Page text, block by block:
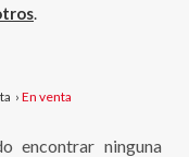
.
› En venta
encontrar ninguna